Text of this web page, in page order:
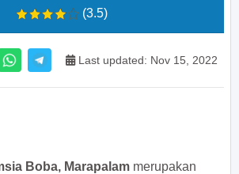
(3.5)
Last updated: Nov 15, 2022
Boba, Marapalam merupakan